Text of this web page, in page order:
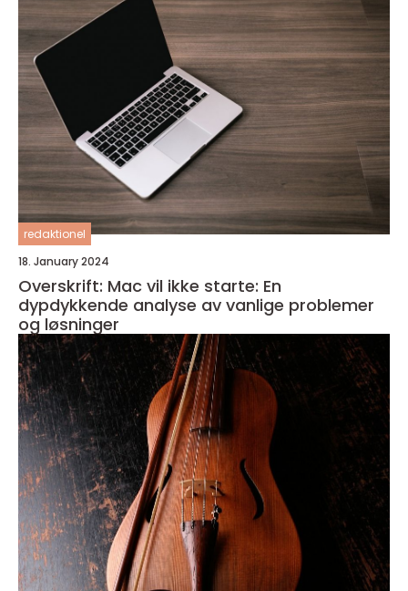
redaktionel
18. January 2024
Overskrift: Mac vil ikke starte: En
dypdykkende analyse av vanlige problemer
og løsninger